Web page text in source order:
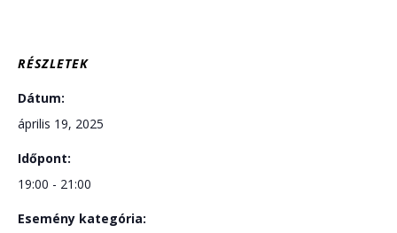
RÉSZLETEK
Dátum:
április 19, 2025
Időpont:
19:00 - 21:00
Esemény kategória: